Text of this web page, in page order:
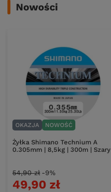
Nowości
OKAZJA NOWOŚĆ
Żyłka Shimano Technium A
0.305mm | 8,5kg | 300m | Szary
49,90 zł
54,90 zł -9%